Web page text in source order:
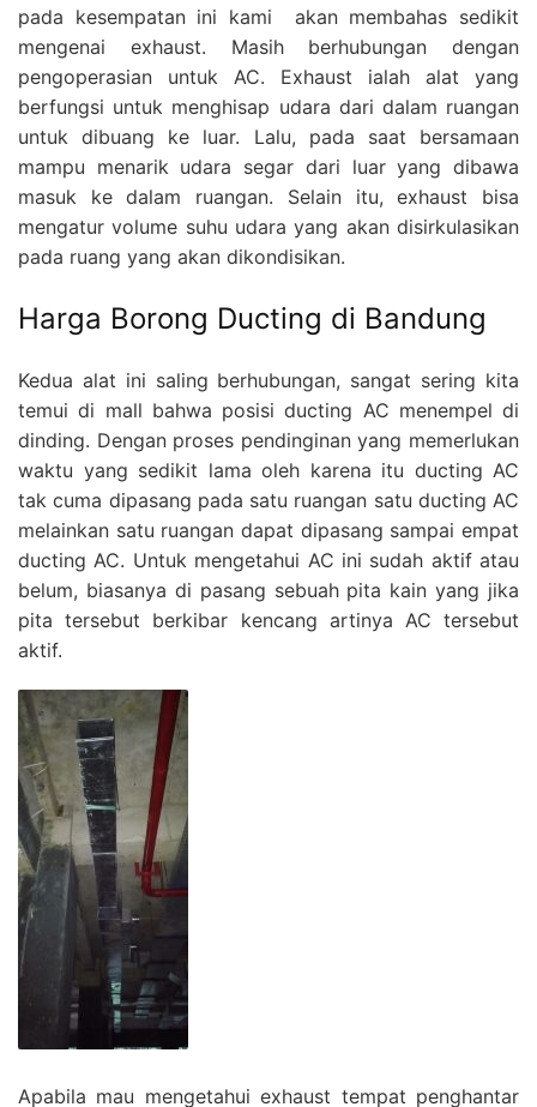
pada kesempatan ini kami akan membahas sedikit
mengenai exhaust. Masih berhubungan dengan
pengoperasian untuk AC. Exhaust ialah alat yang
berfungsi untuk menghisap udara dari dalam ruangan
untuk dibuang ke luar. Lalu, pada saat bersamaan
mampu menarik udara segar dari luar yang dibawa
masuk ke dalam ruangan. Selain itu, exhaust bisa
mengatur volume suhu udara yang akan disirkulasikan
pada ruang yang akan dikondisikan.
Harga Borong Ducting di Bandung
Kedua alat ini saling berhubungan, sangat sering kita
temui di mall bahwa posisi ducting AC menempel di
dinding. Dengan proses pendinginan yang memerlukan
waktu yang sedikit lama oleh karena itu ducting AC
tak cuma dipasang pada satu ruangan satu ducting AC
melainkan satu ruangan dapat dipasang sampai empat
ducting AC. Untuk mengetahui AC ini sudah aktif atau
belum, biasanya di pasang sebuah pita kain yang jika
pita tersebut berkibar kencang artinya AC tersebut
aktif.
Apabila mau mengetahui exhaust tempat penghantar